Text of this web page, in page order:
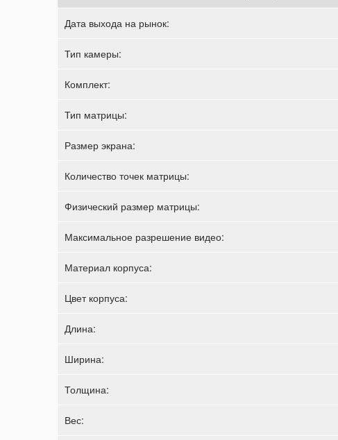
Дата выхода на рынок:
Тип камеры:
Комплект:
Тип матрицы:
Размер экрана:
Количество точек матрицы:
Физический размер матрицы:
Максимальное разрешение видео:
Материал корпуса:
Цвет корпуса:
Длина:
Ширина:
Толщина:
Вес: